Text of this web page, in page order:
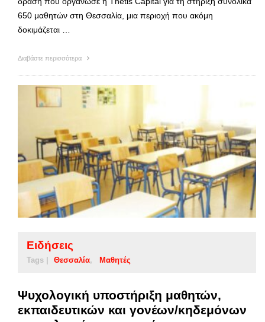
650 μαθητών στη Θεσσαλία, μια περιοχή που ακόμη
δοκιμάζεται …
Διαβάστε περισσότερα
Ειδήσεις
Tags | Θεσσαλία Μαθητές
Ψυχολογική υποστήριξη μαθητών,
εκπαιδευτικών και γονέων/κηδεμόνων